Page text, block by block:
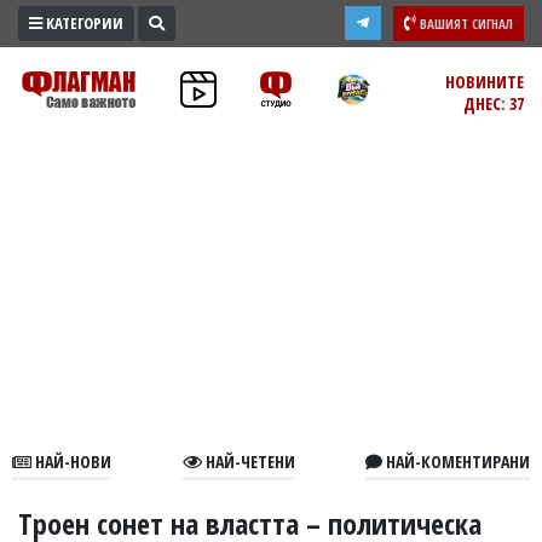
ПРОМО
ЗОНА
В
КАТЕГОРИИ ВАШИЯТ СИГНАЛ
НОВИНИТЕ
ДНЕС: 37
НАЙ-НОВИ НАЙ-ЧЕТЕНИ НАЙ-КОМЕНТИРАНИ
Троен сонет на властта – политическа